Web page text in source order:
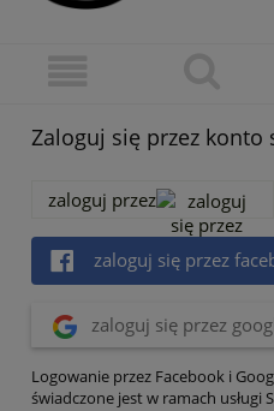
Zaloguj się przez konto
zaloguj przez
zaloguj się przez
zaloguj się przez
Logowanie przez Facebook i
świadczone jest w ramach usługi